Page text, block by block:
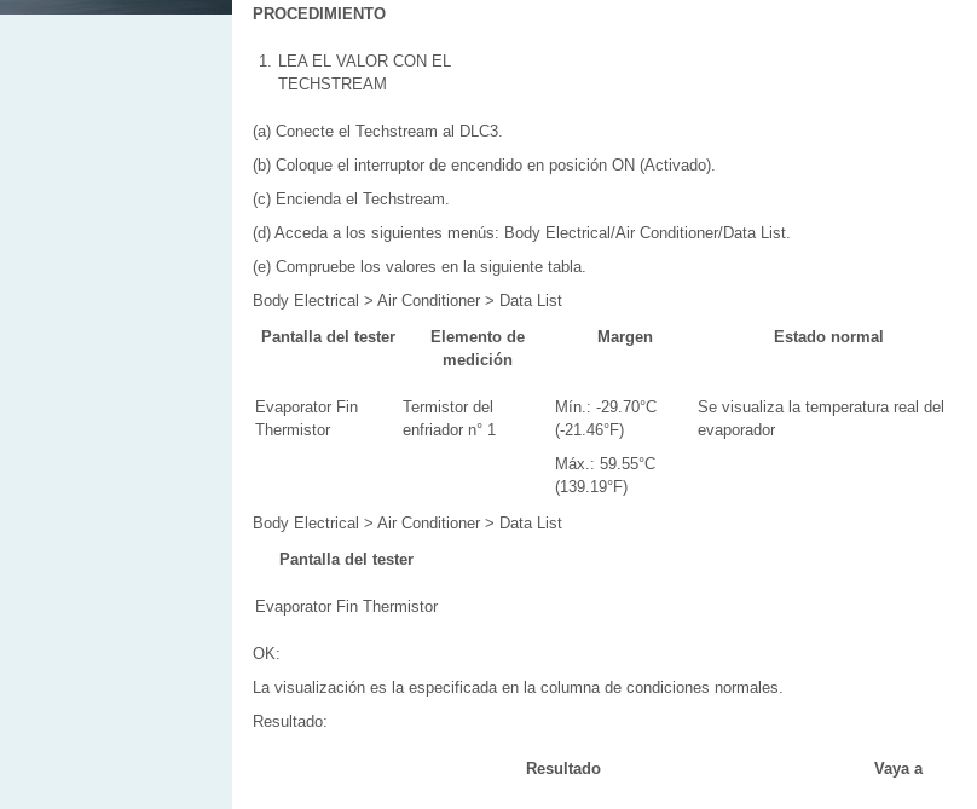
PROCEDIMIENTO
1. LEA EL VALOR CON EL
TECHSTREAM
(a) Conecte el Techstream al DLC3.
(b) Coloque el interruptor de encendido en posición ON (Activado).
(c) Encienda el Techstream.
(d) Acceda a los siguientes menús: Body Electrical/Air Conditioner/Data List.
(e) Compruebe los valores en la siguiente tabla.
Body Electrical > Air Conditioner > Data List
Pantalla del tester
Elemento de
medición
Margen Estado normal
Evaporator Fin
Thermistor
Termistor del
enfriador n° 1
Mín.: -29.70°C
(-21.46°F)
Máx.: 59.55°C
(139.19°F)
Se visualiza la temperatura real del
evaporador
Body Electrical > Air Conditioner > Data List
Pantalla del tester
Evaporator Fin Thermistor
OK:
La visualización es la especificada en la columna de condiciones normales.
Resultado:
Resultado Vaya a